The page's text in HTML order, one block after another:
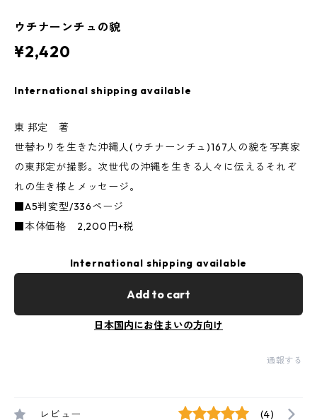
ウチナーンチュの貌
¥2,420
International shipping available
東 邦定 著
世替わりを生きた沖縄人(ウチナーンチュ)167人の貌を写真家
の東邦定が撮影。次世代の沖縄を生きる人々に伝えるそれぞ
れの生き様とメッセージ。
■A5判変型/336ページ
■本体価格 2,200円+税
International shipping available
Add to cart
日本国内にお住まいの方向け
通報する
レビュー (4)